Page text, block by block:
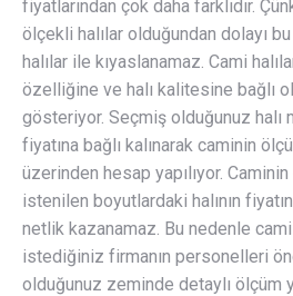
fiyatlarından çok daha farklıdır.
ölçekli halılar olduğundan dolayı
halılar ile kıyaslanamaz. Cami
özelliğine ve halı kalitesine bağlı
gösteriyor. Seçmiş olduğunuz halı
fiyatına bağlı kalınarak caminin
üzerinden hesap yapılıyor.
istenilen boyutlardaki halının
netlik kazanamaz. Bu nedenle cami
istediğiniz firmanın personelleri
olduğunuz zeminde detaylı ölçüm